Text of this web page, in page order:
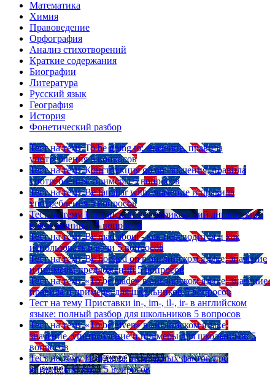
Математика
Химия
Правоведение
Орфография
Анализ стихотворений
Краткие содержания
Биографии
Литература
Русский язык
География
История
Фонетический разбор
Тест на тему To be going to: значение, правила
употребления 5 вопросов
Тест на тему Конструкция go on: значения, правила
употребления, примеры 5 вопросов
Тест на тему Be familiar with: значение и правила
употребления 5 вопросов
Тест на тему Британский vs американский английский:
в чем разница? 5 вопросов
Тест на тему Be mad about - как переводится и как
использовать в речи 5 вопросов
Тест на тему Be hooked on в английском языке: значение
и примеры предложений 5 вопросов
Тест на тему «To be made» в английском языке: значение,
правила и примеры для школьников 5 вопросов
Тест на тему Приставки in-, im-, il-, ir- в английском
языке: полный разбор для школьников 5 вопросов
Тест на тему «To be given» в английском языке:
значение, употребление и примеры для школьников 5
вопросов
Тест на тему Подборка интересных фактов про
английский язык 5 вопросов